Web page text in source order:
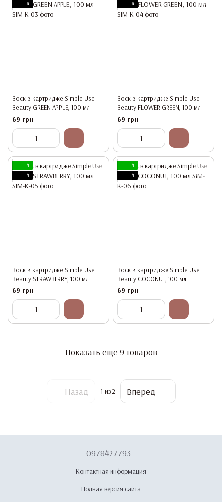
4
Воск в картридже Simple Use
Beauty GREEN APPLE, 100 мл
69 грн
4
Воск в картридже Simple Use
Beauty FLOWER GREEN, 100 мл
69 грн
4
4
Воск в картридже Simple Use
Beauty STRAWBERRY, 100 мл
69 грн
4
4
Воск в картридже Simple Use
Beauty COCONUT, 100 мл
69 грн
Показать еще 9 товаров
Назад 1 из 2 Вперед
0978427793
Контактная информация
Полная версия сайта